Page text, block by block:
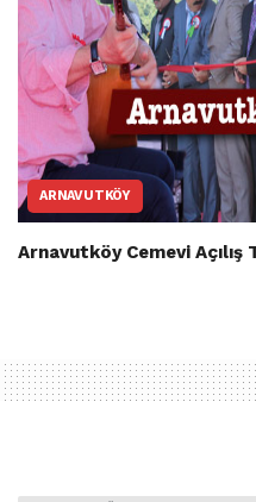
ARNAVUTKÖY
Arnavutköy Cemevi Açılış